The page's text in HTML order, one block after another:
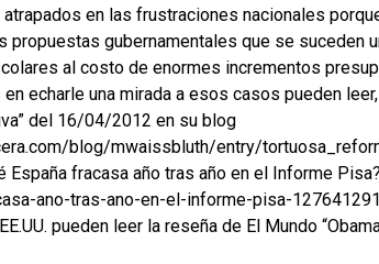
en las frustraciones nacionales
propuestas gubernamentales que se
al costo de enormes incrementos
echarle una mirada a esos casos pueden
del 16/04/2012 en su blog
blog/mwaissbluth/entry/
España fracasa año tras año en el Informe
ano-tras-ano-en-el-informe-pisa-
pueden leer la reseña de El Mundo